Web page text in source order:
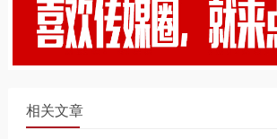
相关文章